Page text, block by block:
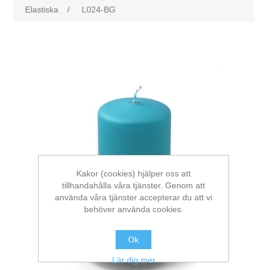
Elastiska
/ L024-BG
Kakor (cookies) hjälper oss att
tillhandahålla våra tjänster. Genom att
använda våra tjänster accepterar du att vi
behöver använda cookies.
Ok
Lär dig mer